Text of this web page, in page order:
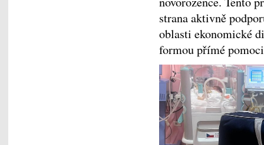
strana aktivně
oblasti ekonomické
formou přímé